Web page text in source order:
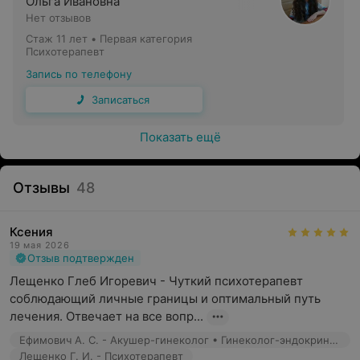
агрессивность, вспыльчивость
сложности с контролем эмоций
навязчивые мысли, действия
повышенная тревожность
фобии
зависимости
кризисные ситуации
Нет отзывов
Стаж 11 лет • Первая категория
Психотерапевт
Запись по телефону
Записаться
Показать ещё
Отзывы 48
Ксения
19 мая 2026
Отзыв подтвержден
Лещенко Глеб Игоревич - Чуткий психотерапевт
соблюдающий личные границы и оптимальный путь
лечения. Отвечает на все вопр...
Ефимович А. С. - Акушер-гинеколог • Гинеколог-эндокринолог • Врач УЗД
Лещенко Г. И. - Психотерапевт